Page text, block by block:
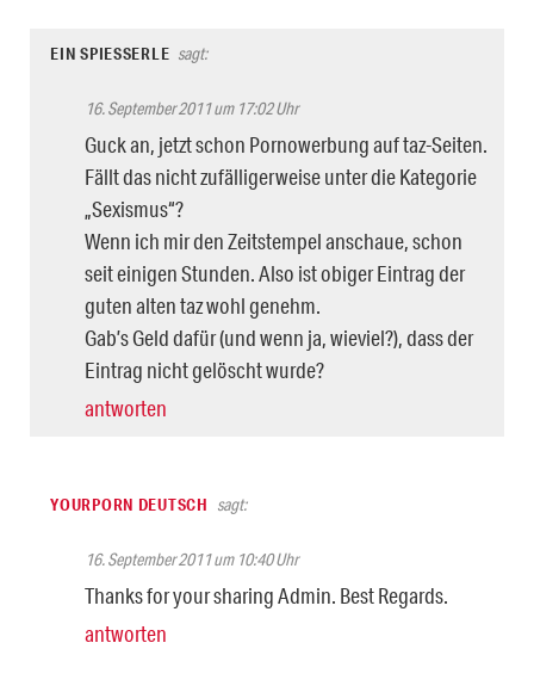
EIN SPIESSERLE sagt:
16. September 2011 um 17:02 Uhr
Guck an, jetzt schon Pornowerbung auf taz-Seiten.
Fällt das nicht zufälligerweise unter die Kategorie
„Sexismus“?
Wenn ich mir den Zeitstempel anschaue, schon
seit einigen Stunden. Also ist obiger Eintrag der
guten alten taz wohl genehm.
Gab’s Geld dafür (und wenn ja, wieviel?), dass der
Eintrag nicht gelöscht wurde?
antworten
YOURPORN DEUTSCH sagt:
16. September 2011 um 10:40 Uhr
Thanks for your sharing Admin. Best Regards.
antworten